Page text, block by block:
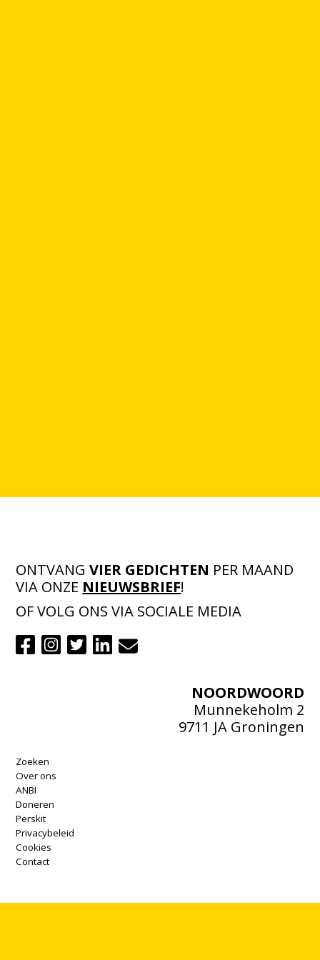
ONTVANGVIER GEDICHTEN PER MAAND
VIA ONZE NIEUWSBRIEF!
OF VOLG ONS VIA SOCIALE MEDIA
NOORDWOORD
Munnekeholm 2
9711 JA Groningen
Zoeken
Over ons
ANBI
Doneren
Perskit
Privacybeleid
Cookies
Contact